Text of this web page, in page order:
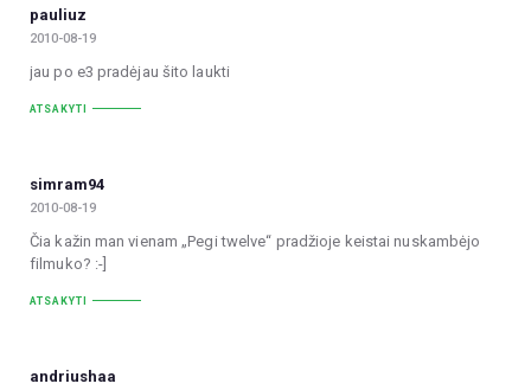
pauliuz
2010-08-19
jau po e3 pradėjau šito laukti
ATSAKYTI
simram94
2010-08-19
Čia kažin man vienam „Pegi twelve“ pradžioje keistai nuskambėjo
filmuko? :-]
ATSAKYTI
andriushaa